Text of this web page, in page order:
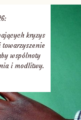
kryzys
wspólnoty
i modlitwy.